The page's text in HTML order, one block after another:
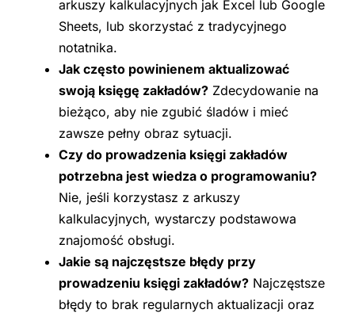
arkuszy kalkulacyjnych jak Excel lub Google
Sheets, lub skorzystać z tradycyjnego
notatnika.
Jak często powinienem aktualizować
swoją księgę zakładów?Zdecydowanie na
bieżąco, aby nie zgubić śladów i mieć
zawsze pełny obraz sytuacji.
Czy do prowadzenia księgi zakładów
potrzebna jest wiedza o programowaniu?
Nie, jeśli korzystasz z arkuszy
kalkulacyjnych, wystarczy podstawowa
znajomość obsługi.
Jakie są najczęstsze błędy przy
prowadzeniu księgi zakładów?Najczęstsze
błędy to brak regularnych aktualizacji oraz